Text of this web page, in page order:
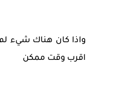
واذا كان هناك شيء
اقرب وقت ممكن